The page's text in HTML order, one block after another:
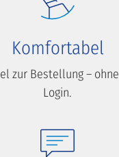
Komfortabel
zur Bestellung –
Login.